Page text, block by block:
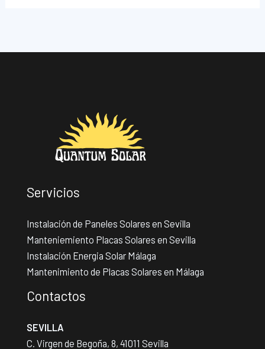
Servicios
Instalación de Paneles Solares en Sevilla
Manteniemiento Placas Solares en Sevilla
Instalación Energia Solar Málaga
Mantenimiento de Placas Solares en Málaga
Contactos
SEVILLA
C. Virgen de Begoña, 8, 41011 Sevilla